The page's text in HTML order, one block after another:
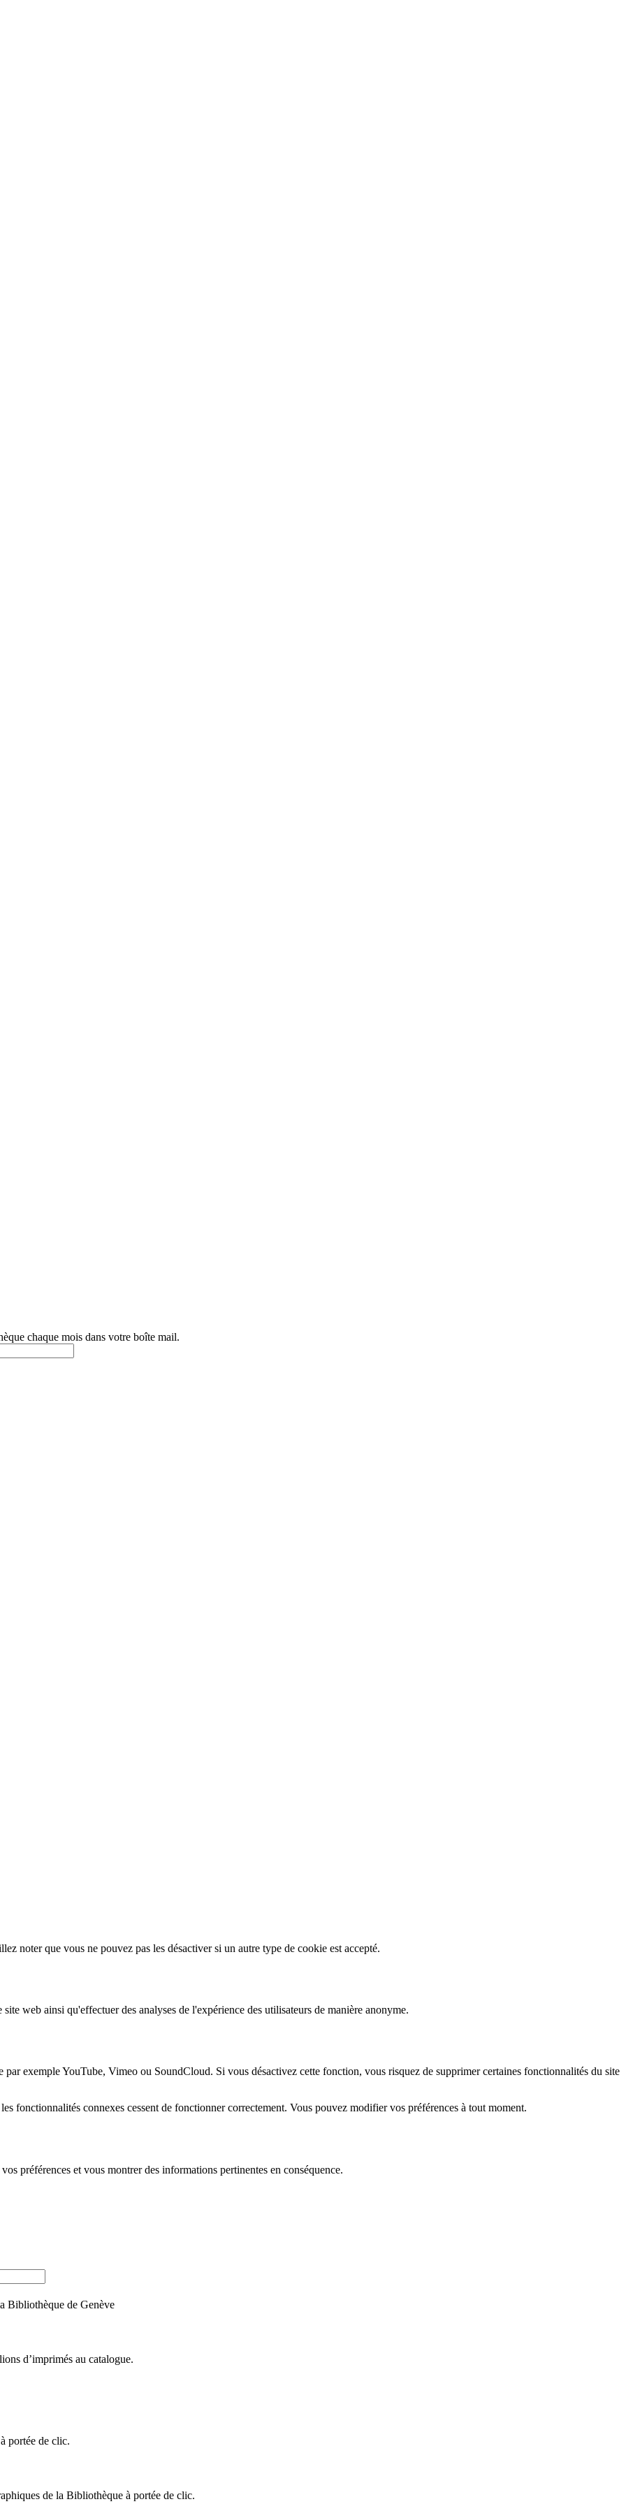
chaque mois dans votre boîte mail.
noter que vous ne pouvez pas les désactiver si un autre type de cookie est accepté.
web ainsi qu'effectuer des analyses de l'expérience des utilisateurs de manière anonyme.
exemple YouTube, Vimeo ou SoundCloud. Si vous désactivez cette fonction, vous risquez de supprimer certaines fonctionnalités du site
fonctionnalités connexes cessent de fonctionner correctement. Vous pouvez modifier vos préférences à tout moment.
préférences et vous montrer des informations pertinentes en conséquence.
Bibliothèque de Genève
d’imprimés au catalogue.
portée de clic.
de la Bibliothèque à portée de clic.